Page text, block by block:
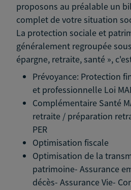
proposons au préalable un
complet de votre situation
La protection sociale et
généralement regroupée
épargne, retraite, santé »,
Prévoyance: Protection
et professionnelle Loi
Complémentaire Santé
retraite / préparation
PER
Optimisation fiscale
Optimisation de la
patrimoine- Assurance
décès- Assurance Vie-